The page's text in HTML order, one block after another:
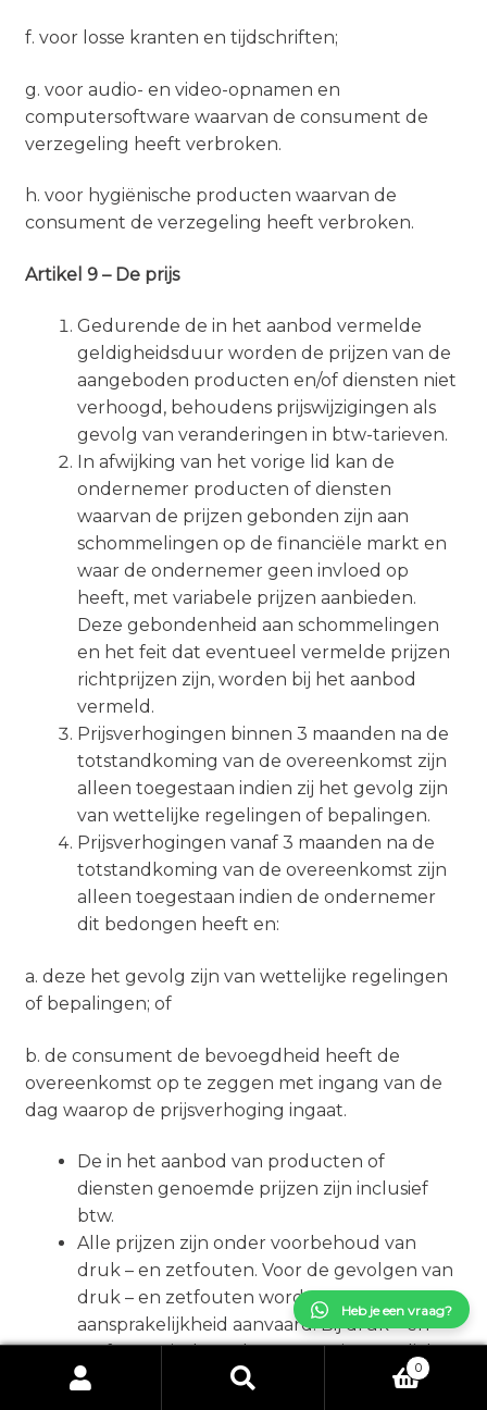
f. voor losse kranten en tijdschriften;
g. voor audio- en video-opnamen en
computersoftware waarvan de consument de
verzegeling heeft verbroken.
h. voor hygiënische producten waarvan de
consument de verzegeling heeft verbroken.
Artikel 9 – De prijs
Gedurende de in het aanbod vermelde
geldigheidsduur worden de prijzen van de
aangeboden producten en/of diensten niet
verhoogd, behoudens prijswijzigingen als
gevolg van veranderingen in btw-tarieven.
In afwijking van het vorige lid kan de
ondernemer producten of diensten
waarvan de prijzen gebonden zijn aan
schommelingen op de financiële markt en
waar de ondernemer geen invloed op
heeft, met variabele prijzen aanbieden.
Deze gebondenheid aan schommelingen
en het feit dat eventueel vermelde prijzen
richtprijzen zijn, worden bij het aanbod
vermeld.
Prijsverhogingen binnen 3 maanden na de
totstandkoming van de overeenkomst zijn
alleen toegestaan indien zij het gevolg zijn
van wettelijke regelingen of bepalingen.
Prijsverhogingen vanaf 3 maanden na de
totstandkoming van de overeenkomst zijn
alleen toegestaan indien de ondernemer
dit bedongen heeft en:
a. deze het gevolg zijn van wettelijke regelingen
of bepalingen; of
b. de consument de bevoegdheid heeft de
overeenkomst op te zeggen met ingang van de
dag waarop de prijsverhoging ingaat.
De in het aanbod van producten of
diensten genoemde prijzen zijn inclusief
btw.
Alle prijzen zijn onder voorbehoud van
druk – en zetfouten. Voor de gevolgen van
druk – en zetfouten wordt geen
aansprakelijkheid aanvaard. Bij druk – en
zetfouten is de ondernemer niet verplicht
het product volgens de foutieve prijs te
Zoeken
Zoeken
0
Heb je een vraag?